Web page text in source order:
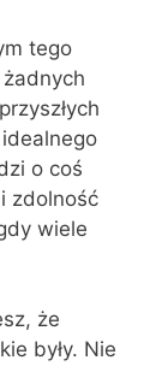
tego
o coś
zdolność
wiele
że
były. Nie